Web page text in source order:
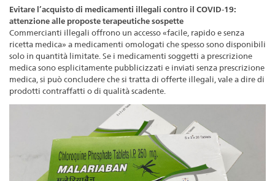
Evitare l’acquisto di medicamenti illegali contro il COVID-19:
attenzione alle proposte terapeutiche sospette
Commercianti illegali offrono un accesso «facile, rapido e senza
ricetta medica» a medicamenti omologati che spesso sono disponibili
solo in quantità limitate. Se i medicamenti soggetti a prescrizione
medica sono esplicitamente pubblicizzati e inviati senza prescrizione
medica, si può concludere che si tratta di offerte illegali, vale a dire di
prodotti contraffatti o di qualità scadente.